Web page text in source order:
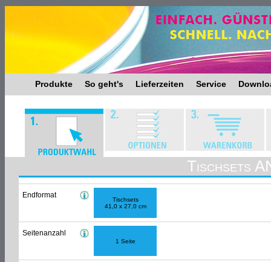
Produkte So geht's Lieferzeiten Service
Tischsets
Endformat
Tischsets
41,0 x 27,0 cm
Seitenanzahl
1 Seite